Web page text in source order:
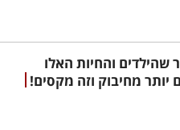
שהילדים והחיות האלו
יותר מחיבוק וזה מקסים!